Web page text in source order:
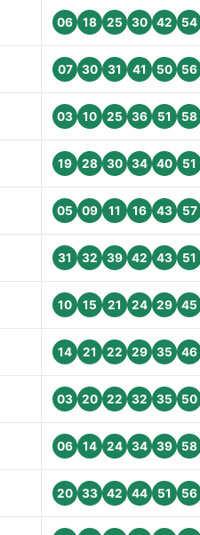
06 18 25 30 42 54
07 30 31 41 50 56
03 10 25 36 51 58
19 28 30 34 40 51
05 09 11 16 43 57
31 32 39 42 43 51
10 15 21 24 29 45
14 21 22 29 35 46
03 20 22 32 35 50
06 14 24 34 39 58
20 33 42 44 51 56